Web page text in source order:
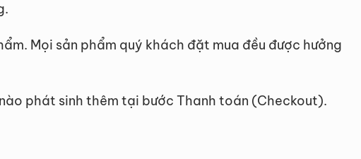
Mọi sản phẩm quý khách đặt mua đều được hưởng
phát sinh thêm tại bước Thanh toán (Checkout).